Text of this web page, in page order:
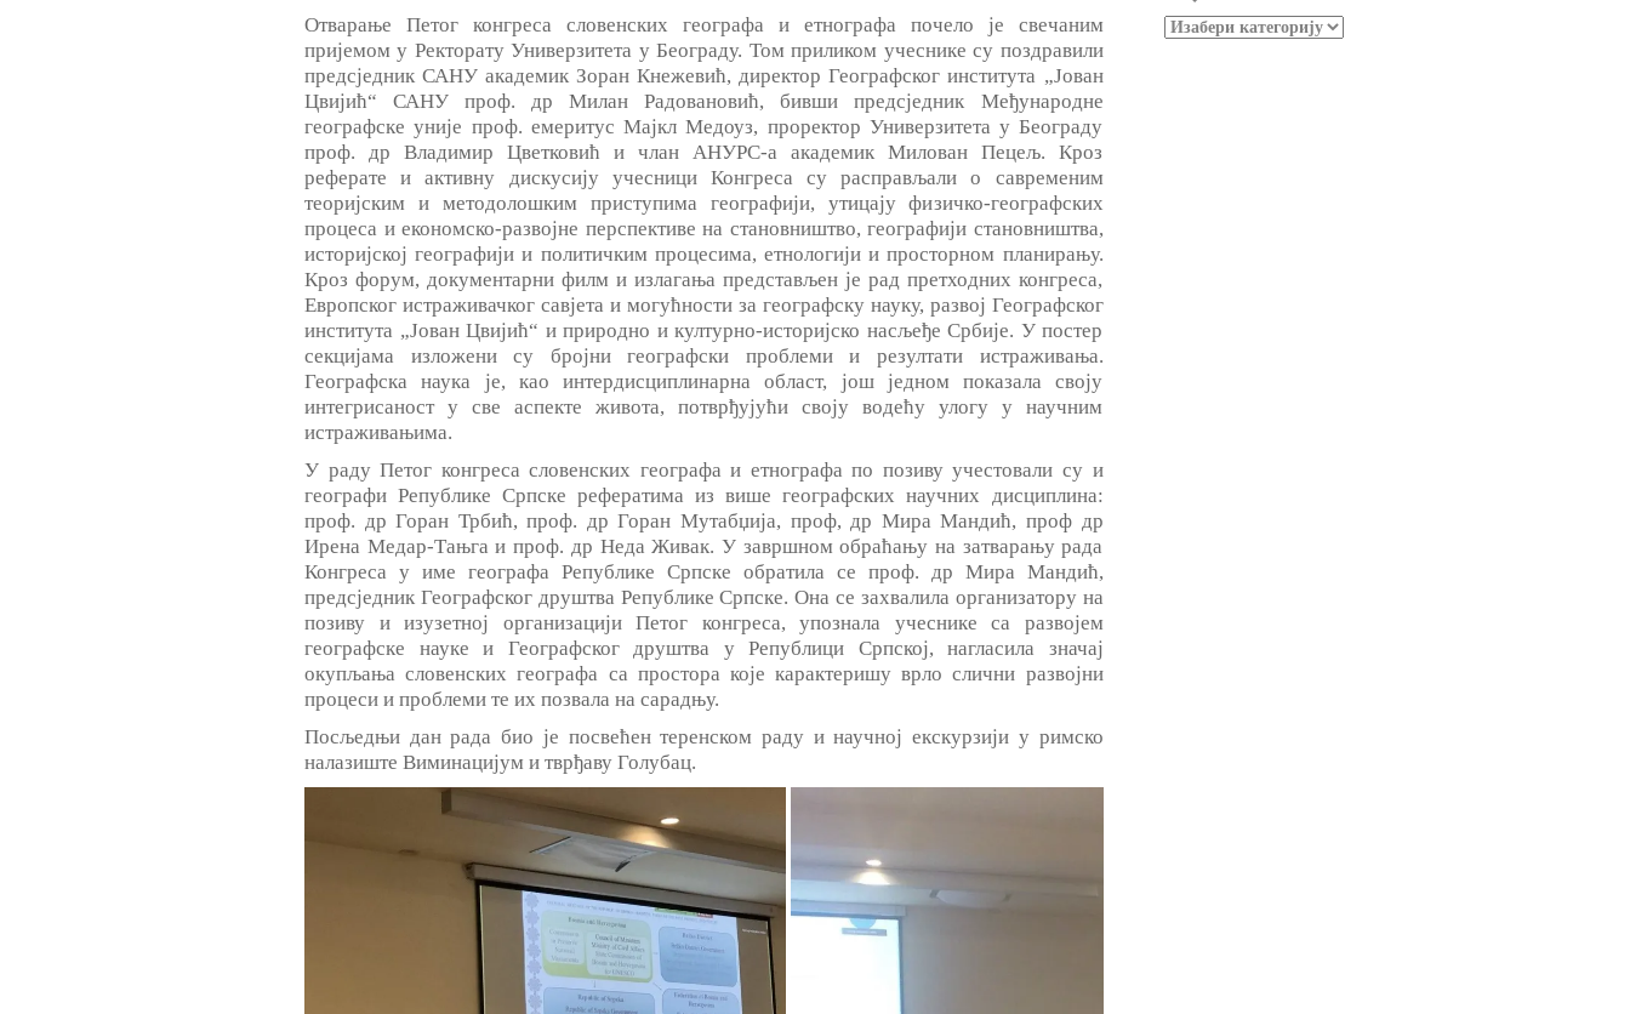
Отварање Петог конгреса словенских географа и етнографа почело је свечаним
пријемом у Ректорату Универзитета у Београду. Том приликом учеснике су поздравили
предсједник САНУ академик Зоран Кнежевић, директор Географског института „Јован
Цвијић“ САНУ проф. др Милан Радовановић, бивши предсједник Међународне
географске уније проф. емеритус Мајкл Медоуз, проректор Универзитета у Београду
проф. др Владимир Цветковић и члан АНУРС-а академик Милован Пецељ. Кроз
реферате и активну дискусију учесници Конгреса су расправљали о савременим
теоријским и методолошким приступима географији, утицају физичко-географских
процеса и економско-развојне перспективе на становништво, географији становништва,
историјској географији и политичким процесима, етнологији и просторном планирању.
Кроз форум, документарни филм и излагања представљен је рад претходних конгреса,
Европског истраживачког савјета и могућности за географску науку, развој Географског
института „Јован Цвијић“ и природно и културно-историјско насљеђе Србије. У постер
секцијама изложени су бројни географски проблеми и резултати истраживања.
Географска наука је, као интердисциплинарна област, још једном показала своју
интегрисаност у све аспекте живота, потврђујући своју водећу улогу у научним
истраживањима.
У раду Петог конгреса словенских географа и етнографа по позиву учестовали су и
географи Републике Српске рефератима из више географских научних дисциплина:
проф. др Горан Трбић, проф. др Горан Мутабџија, проф, др Мира Мандић, проф др
Ирена Медар-Тањга и проф. др Неда Живак. У завршном обраћању на затварању рада
Конгреса у име географа Републике Српске обратила се проф. др Мира Мандић,
предсједник Географског друштва Републике Српске. Она се захвалила организатору на
позиву и изузетној организацији Петог конгреса, упознала учеснике са развојем
географске науке и Географског друштва у Републици Српској, нагласила значај
окупљања словенских географа са простора које карактеришу врло слични развојни
процеси и проблеми те их позвала на сарадњу.
Посљедњи дан рада био је посвећен теренском раду и научној екскурзији у римско
налазиште Виминацијум и тврђаву Голубац.